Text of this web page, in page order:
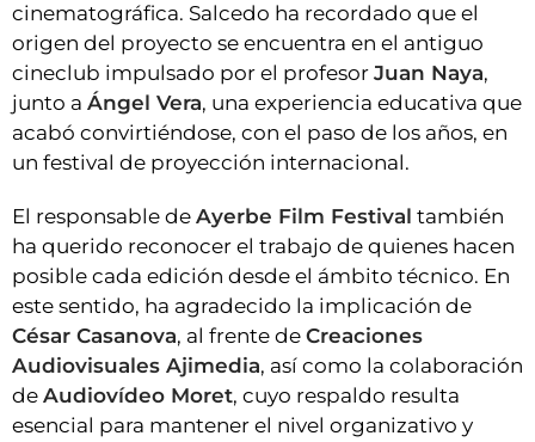
cinematográfica. Salcedo ha recordado que el
origen del proyecto se encuentra en el antiguo
cineclub impulsado por el profesor Juan Naya,
junto a Ángel Vera, una experiencia educativa que
acabó convirtiéndose, con el paso de los años, en
un festival de proyección internacional.
El responsable de Ayerbe Film Festival también
ha querido reconocer el trabajo de quienes hacen
posible cada edición desde el ámbito técnico. En
este sentido, ha agradecido la implicación de
César Casanova, al frente de Creaciones
Audiovisuales Ajimedia, así como la colaboración
de Audiovídeo Moret, cuyo respaldo resulta
esencial para mantener el nivel organizativo y